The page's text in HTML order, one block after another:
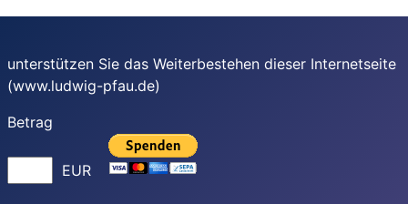
unterstützen Sie das Weiterbestehen dieser Internetseite
(www.ludwig-pfau.de)
Betrag
EUR